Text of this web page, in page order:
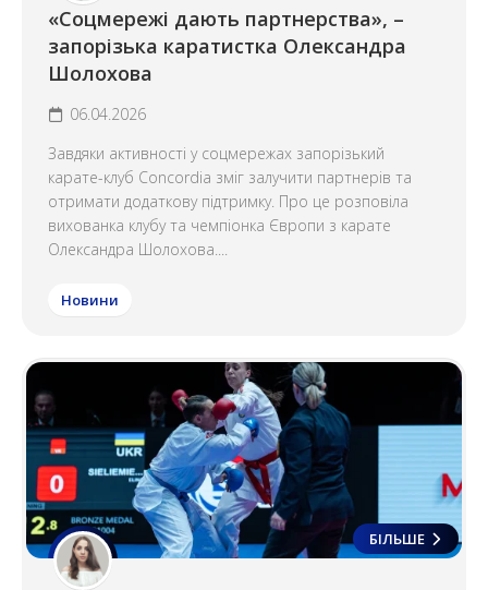
«Соцмережі дають партнерства», –
запорізька каратистка Олександра
Шолохова
06.04.2026
Завдяки активності у соцмережах запорізький
карате-клуб Concordia зміг залучити партнерів та
отримати додаткову підтримку. Про це розповіла
вихованка клубу та чемпіонка Європи з карате
Олександра Шолохова....
Новини
БІЛЬШЕ